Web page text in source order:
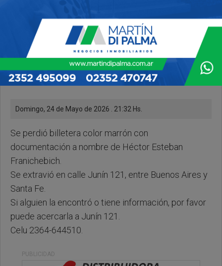
Domingo, 24 de Mayo de 2026 . 21:32 Hs.
Se perdió billetera color marrón con
documentación a nombre de Héctor Esteban
Franichebich.
Se extravió en calle Junín 121, entre Buenos Aires y
Santa Fe.
Si alguien la encontró o tiene información, por favor
puede acercarla a Junín 121.
Celu 2364-644510.
PUBLICIDAD